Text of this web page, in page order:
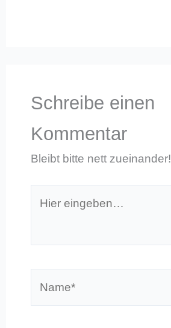
Schreibe einen
Kommentar
Bleibt bitte nett zueinander!
eingeben…